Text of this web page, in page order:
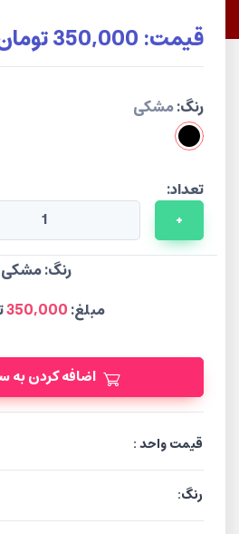
قیمت:350,000
رنگ:مشکی
تعداد:
+
رنگ:مشکی
مبلغ:350,000
اضافه کردن به
قیمت واحد :
رنگ: